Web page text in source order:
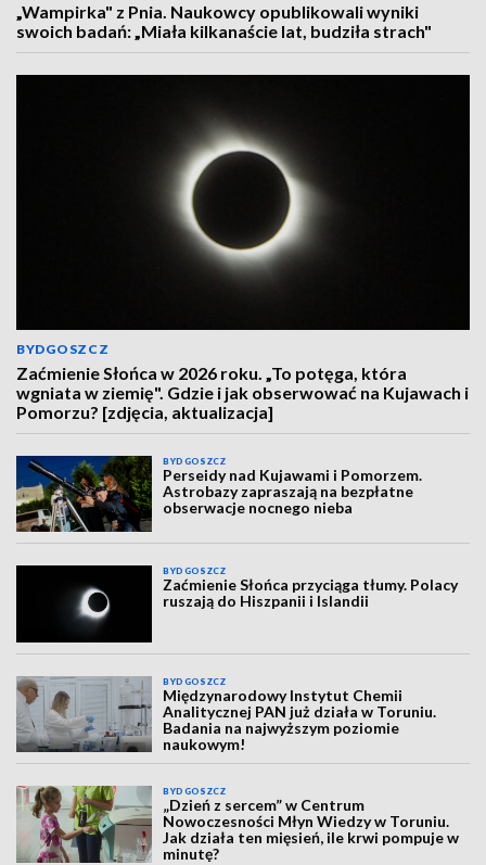
„Wampirka" z Pnia. Naukowcy opublikowali wyniki
swoich badań: „Miała kilkanaście lat, budziła strach"
BYDGOSZCZ
Zaćmienie Słońca w 2026 roku. „To potęga, która
wgniata w ziemię". Gdzie i jak obserwować na Kujawach i
Pomorzu? [zdjęcia, aktualizacja]
BYDGOSZCZ
Perseidy nad Kujawami i Pomorzem.
Astrobazy zapraszają na bezpłatne
obserwacje nocnego nieba
BYDGOSZCZ
Zaćmienie Słońca przyciąga tłumy. Polacy
ruszają do Hiszpanii i Islandii
BYDGOSZCZ
Międzynarodowy Instytut Chemii
Analitycznej PAN już działa w Toruniu.
Badania na najwyższym poziomie
naukowym!
BYDGOSZCZ
„Dzień z sercem” w Centrum
Nowoczesności Młyn Wiedzy w Toruniu.
Jak działa ten mięsień, ile krwi pompuje w
minutę?